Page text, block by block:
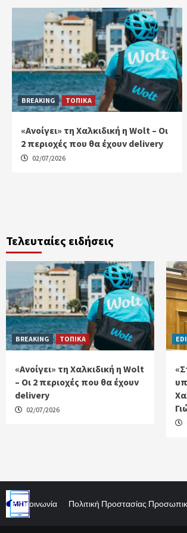
BREAKING ΤΟΠΙΚΑ
«Ανοίγει» τη Χαλκιδική η Wolt – Οι
2 περιοχές που θα έχουν delivery
02/07/2026
Τελευταίες ειδήσεις
BREAKING ΤΟΠΙΚΑ
«Ανοίγει» τη Χαλκιδική η Wolt
– Οι 2 περιοχές που θα έχουν
delivery
02/07/2026
Επικοινωνία Πολιτική Προστασίας